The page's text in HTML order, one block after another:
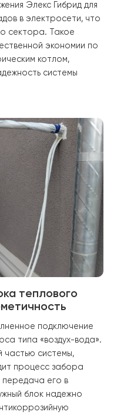
площадью около
комфортного
отопления,
приготовления
количества включений
Элекс Гибрид
в электросети,
сектора. Такое
экономии
котлом,
надежность системы